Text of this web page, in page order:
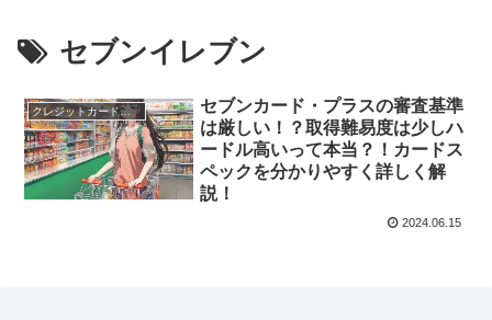
セブンイレブン
クレジットカードのスペック
セブンカード・プラスの審査基準
は厳しい！？取得難易度は少しハ
ードル高いって本当？！カードス
ペックを分かりやすく詳しく解
説！
2024.06.15